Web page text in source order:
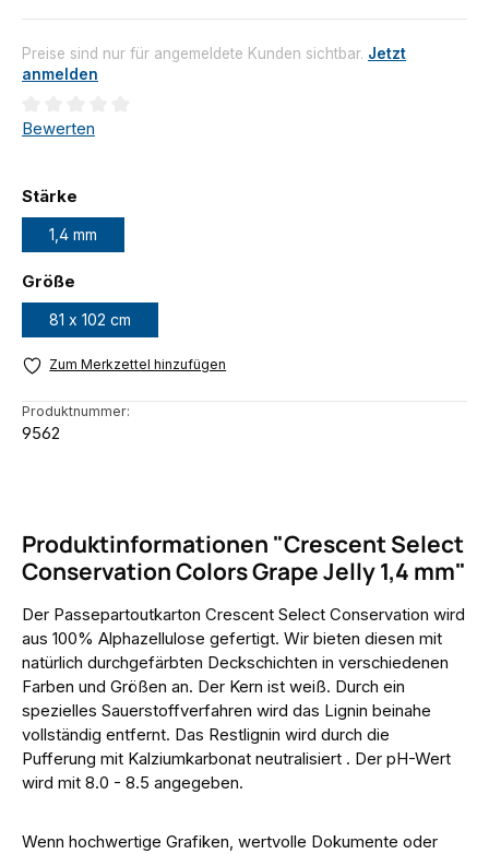
Preise sind nur für angemeldete Kunden sichtbar. Jetzt
anmelden
Durchschnittliche Bewertung von 0 von 5 Sternen
Bewerten
Stärke
1,4 mm
Größe
81 x 102 cm
Zum Merkzettel hinzufügen
Produktnummer:
9562
Produktinformationen "Crescent Select
Conservation Colors Grape Jelly 1,4 mm"
Der Passepartoutkarton Crescent Select Conservation wird
aus 100% Alphazellulose gefertigt. Wir bieten diesen mit
natürlich durchgefärbten Deckschichten in verschiedenen
Farben und Größen an. Der Kern ist weiß. Durch ein
spezielles Sauerstoffverfahren wird das Lignin beinahe
vollständig entfernt. Das Restlignin wird durch die
Pufferung mit Kalziumkarbonat neutralisiert . Der pH-Wert
wird mit 8.0 - 8.5 angegeben.
Wenn hochwertige Grafiken, wertvolle Dokumente oder